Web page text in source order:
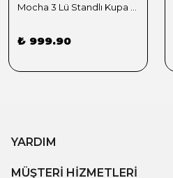
₺ 999.90
YARDIM
MÜŞTERİ HİZMETLERİ